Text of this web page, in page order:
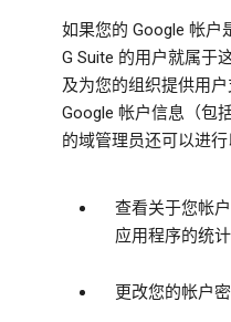
如果您的 Google 帐户
G Suite 的用户就属于
及为您的组织提供用
Google 帐户信息（包
的域管理员还可以进行
查看关于您帐
应用程序的统计
更改您的帐户密